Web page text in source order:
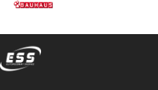
Hoppa till huvudinnehåll